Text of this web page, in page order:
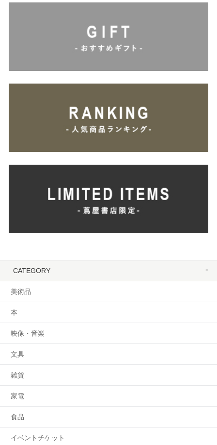
CATEGORY
美術品
本
映像・音楽
文具
雑貨
家電
食品
イベントチケット